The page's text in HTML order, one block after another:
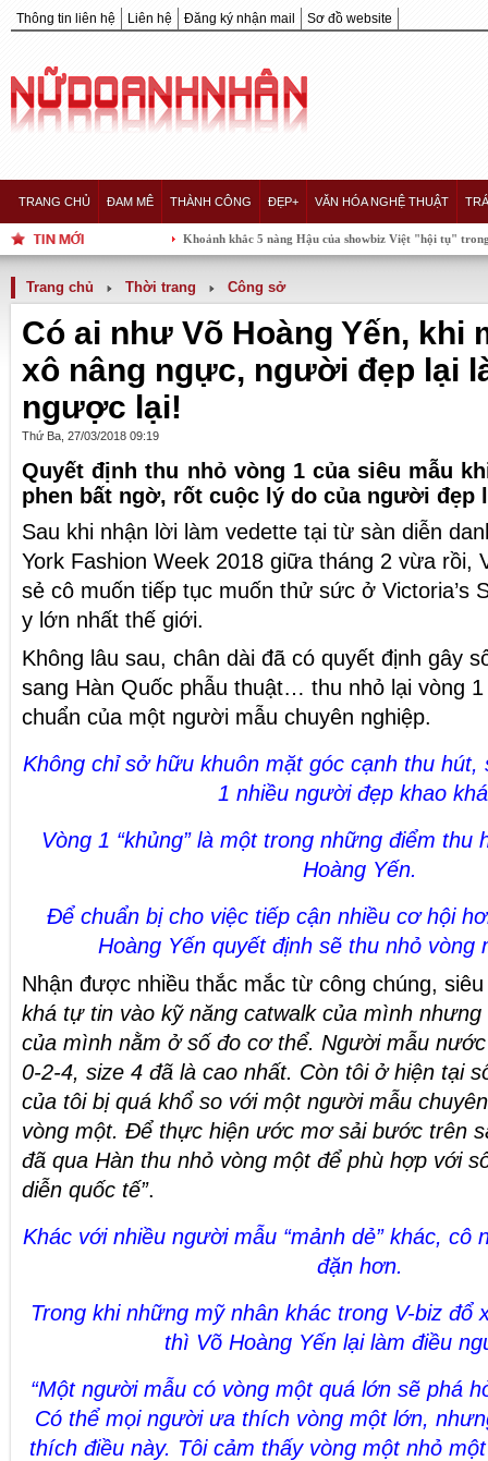
Thông tin liên hệ Liên hệ Đăng ký nhận mail Sơ đồ website
TRANG CHỦ ĐAM MÊ THÀNH CÔNG ĐẸP+ VĂN HÓA NGHỆ THUẬT
Khoảnh khắc 5 nàng Hậu của showbiz Việt "hội tụ" trong một
Trang chủ Thời trang Công sở
Có ai như Võ Hoàng Yến, khi
xô nâng ngực, người đẹp lại
ngược lại!
Thứ Ba, 27/03/2018 09:19
Quyết định thu nhỏ vòng 1 của siêu mẫu
phen bất ngờ, rốt cuộc lý do của người đẹp
Sau khi nhận lời làm vedette tại từ sàn diễn
York Fashion Week 2018 giữa tháng 2 vừa rồi,
sẻ cô muốn tiếp tục muốn thử sức ở Victoria’s
y lớn nhất thế giới.
Không lâu sau, chân dài đã có quyết định gây
sang Hàn Quốc phẫu thuật… thu nhỏ lại vòng
chuẩn của một người mẫu chuyên nghiệp.
Không chỉ sở hữu khuôn mặt góc cạnh thu hút,
1 nhiều người đẹp khao
Vòng 1 “khủng” là một trong những điểm thu
Hoàng Yến.
Để chuẩn bị cho việc tiếp cận nhiều cơ hội
Hoàng Yến quyết định sẽ thu nhỏ vòng
Nhận được nhiều thắc mắc từ công chúng,
khá tự tin vào kỹ năng catwalk của mình
của mình nằm ở số đo cơ thể. Người mẫu
0-2-4, size 4 đã là cao nhất. Còn tôi ở hiện tại
của tôi bị quá khổ so với một người mẫu
vòng một. Để thực hiện ước mơ sải bước trên
đã qua Hàn thu nhỏ vòng một để phù hợp với
diễn quốc tế”.
Khác với nhiều người mẫu “mảnh dẻ” khác, cô
đặn hơn.
Trong khi những mỹ nhân khác trong V-biz đổ
thì Võ Hoàng Yến lại làm điều
“Một người mẫu có vòng một quá lớn sẽ phá
Có thể mọi người ưa thích vòng một lớn,
thích điều này. Tôi cảm thấy vòng một nhỏ